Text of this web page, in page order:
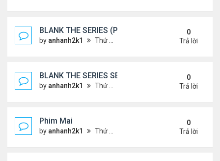
BLANK THE SERIES (PHẦN 2)
by anhanh2k1 Thứ 6 Tháng 5 24, 2024 1:53 am
0
Trả lời
BLANK THE SERIES SEASON 2 (2024)
by anhanh2k1 Thứ 5 Tháng 5 23, 2024 1:03 am
0
Trả lời
Phim Mai
by anhanh2k1 Thứ 3 Tháng 5 21, 2024 1:06 am
0
Trả lời